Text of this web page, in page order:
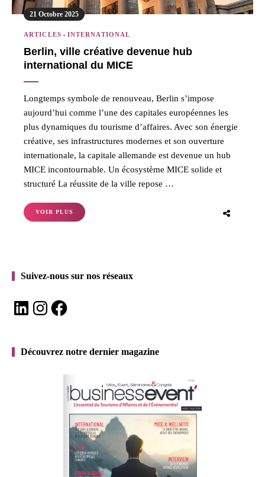
21 Octobre 2025
ARTICLES - INTERNATIONAL
Berlin, ville créative devenue hub
international du MICE
Longtemps symbole de renouveau, Berlin s’impose
aujourd’hui comme l’une des capitales européennes les
plus dynamiques du tourisme d’affaires. Avec son énergie
créative, ses infrastructures modernes et son ouverture
internationale, la capitale allemande est devenue un hub
MICE incontournable. Un écosystème MICE solide et
structuré La réussite de la ville repose …
VOIR PLUS
Suivez-nous sur nos réseaux
LinkedInInstagramFacebook
Découvrez notre dernier magazine